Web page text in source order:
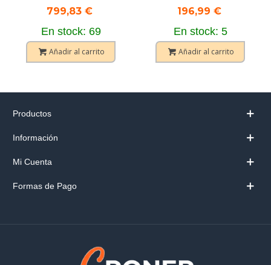
799,83 €
En stock: 69
Añadir al carrito
196,99 €
En stock: 5
Añadir al carrito
Productos
Información
Mi Cuenta
Formas de Pago